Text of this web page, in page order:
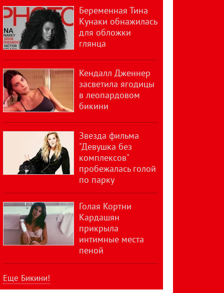
Беременная Тина
Кунаки обнажилась
для обложки
глянца
Кендалл Дженнер
засветила ягодицы
в леопардовом
бикини
Звезда фильма
"Девушка без
комплексов"
пробежалась голой
по парку
Голая Кортни
Кардашян
прикрыла
интимные места
пеной
Еще Бикини!